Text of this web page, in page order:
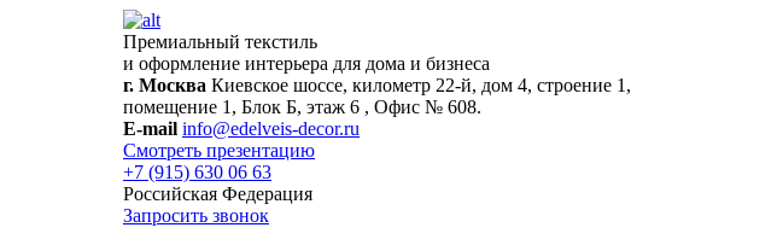
Премиальный текстиль
и оформление интерьера для дома и бизнеса
г. Москва Киевское шоссе, километр 22-й, дом 4, строение 1,
помещение 1, Блок Б, этаж 6 , Офис № 608.
E-mail info@edelveis-decor.ru
Смотреть презентацию
+7 (915) 630 06 63
Российская Федерация
Запросить звонок